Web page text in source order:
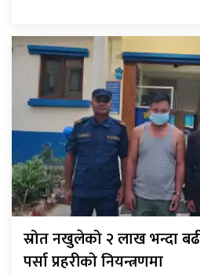
स्रोत नखुलेको २ लाख भन्दा
पर्सा प्रहरीको नियन्त्रणमा